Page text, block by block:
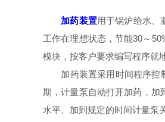
加药装置用于锅炉给水、
工作在理想状态，节能30～
模块，按客户要求编写程序就
加药装置采用时间程序控制
期，计量泵自动打开加药，加
水平、加到规定的时间计量泵